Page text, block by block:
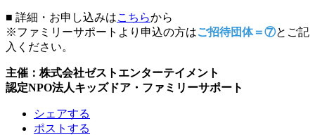
■ 詳細・お申し込みはこちらから
※ファミリーサポートより申込の方はご招待団体＝⑦とご記
入ください。
主催：株式会社ゼストエンターテイメント
認定NPO法人キッズドア・ファミリーサポート
シェアする
ポストする